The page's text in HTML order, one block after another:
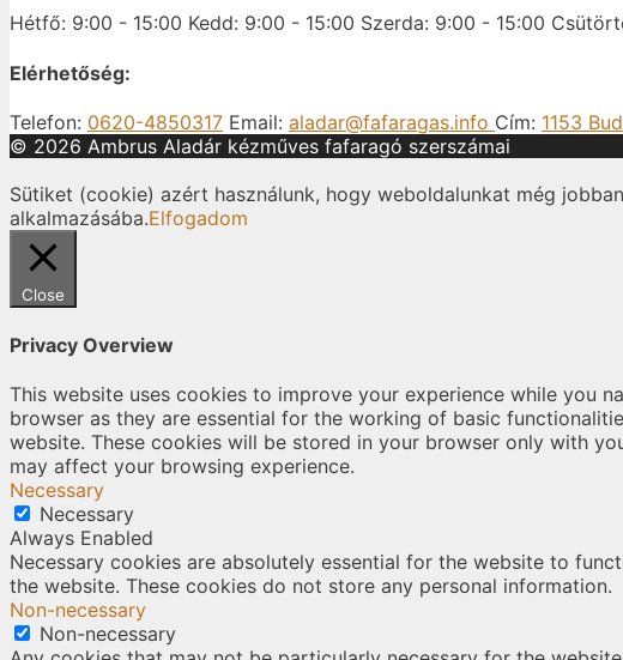
Hétfő: 9:00 - 15:00 Kedd: 9:00 - 15:00 Szerda: 9:00 - 15:00
Elérhetőség:
Telefon: 0620-4850317 Email: aladar@fafaragas.info Cím: 1153
© 2026 Ambrus Aladár kézműves fafaragó szerszámai
Sütiket (cookie) azért használunk, hogy weboldalunkat még
alkalmazásába.Elfogadom
Close
Privacy Overview
This website uses cookies to improve your experience while you
browser as they are essential for the working of basic
website. These cookies will be stored in your browser only with
may affect your browsing experience.
Necessary
Necessary
Always Enabled
Necessary cookies are absolutely essential for the website to
the website. These cookies do not store any personal information.
Non-necessary
Non-necessary